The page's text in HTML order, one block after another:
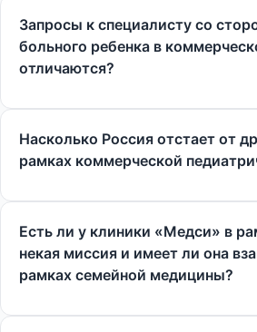
Запросы к специалисту со
больного ребенка в
отличаются?
Насколько Россия отстает от
рамках коммерческой
Есть ли у клиники «Медси» в
некая миссия и имеет ли она
рамках семейной медицины?